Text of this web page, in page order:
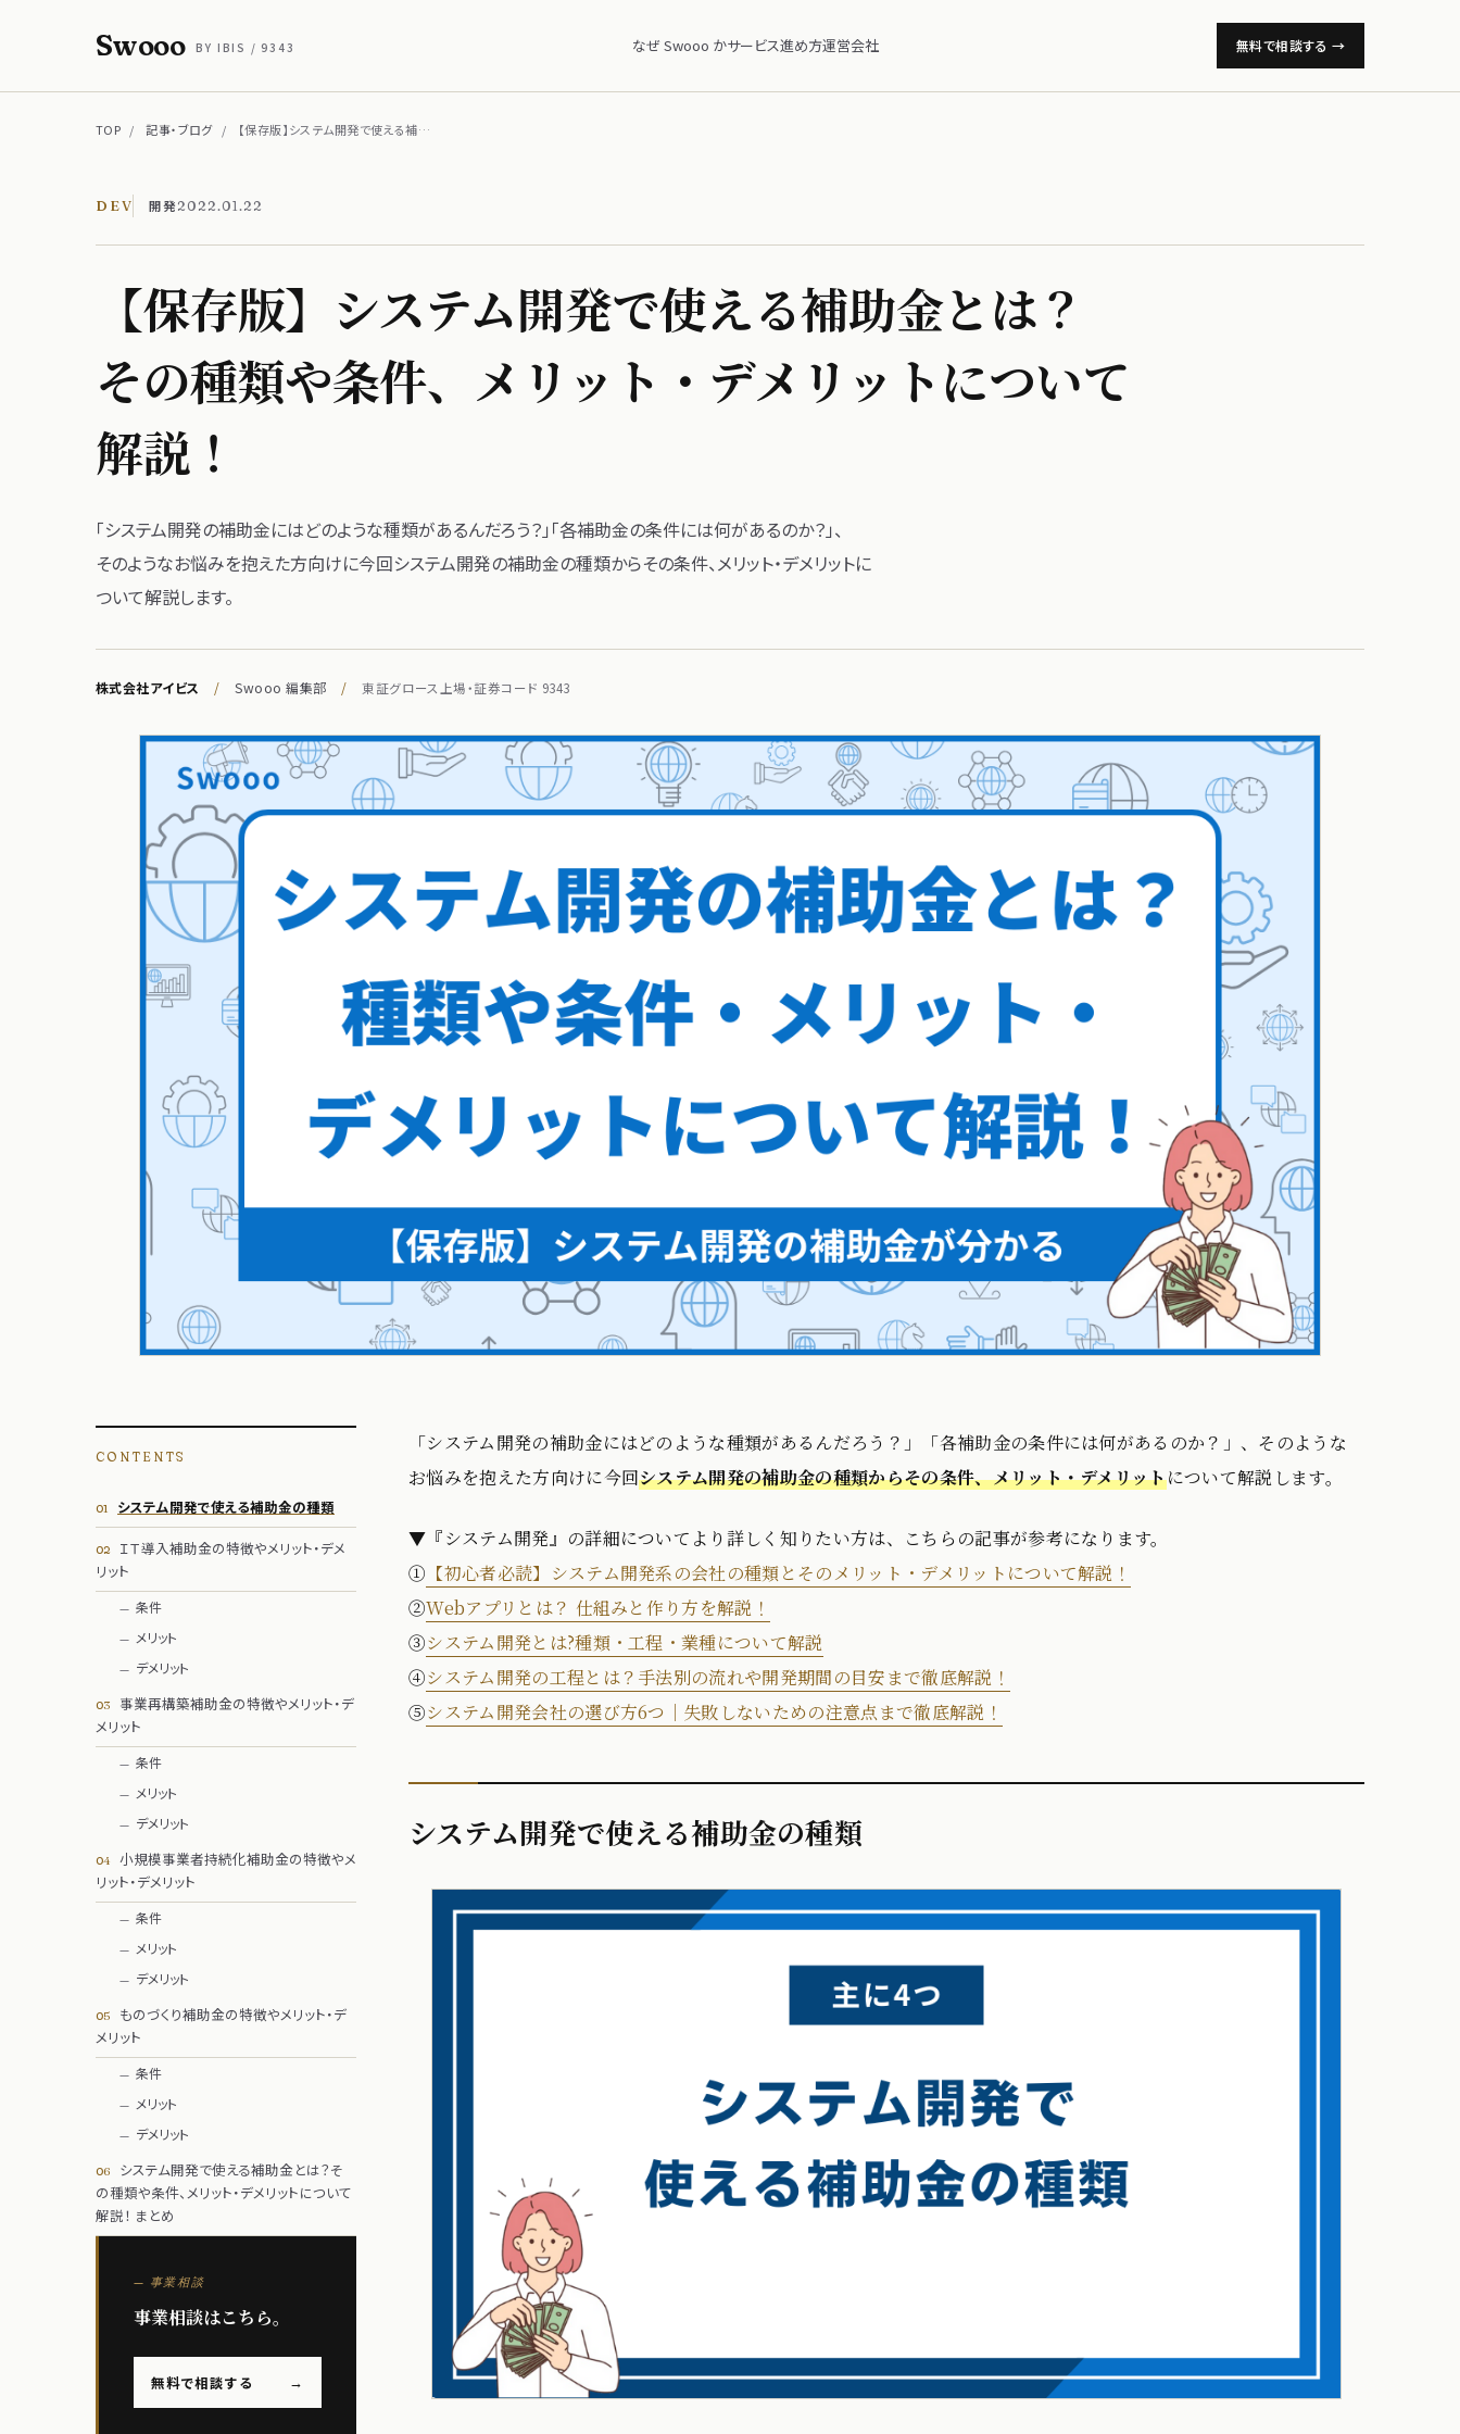
Swooo BY IBIS / 9343 なぜ Swooo かサービス進め方運営会社 無料で相談する →
TOP / 記事・ブログ / 【保存版】システム開発で使える補…
DEV 開発 2022.01.22
【保存版】システム開発で​使える​補助金とは？​
その​種類や​条件、​メリット・デメリットに​ついて​
解説！
「システム開発の​補助金には​どのような​種類が​あるんだろう？」​「各補助金の​条件には​何が​あるのか？」、​
そのような​お悩みを​抱えた方​向けに​今回システム開発の​補助金の​種類から​その​条件、​メリット・デメリットに​
ついて​解説します。
株式会社アイビス / Swooo 編集部 / 東証グロース上場・証券コード 9343
CONTENTS
システム開発で使える補助金の種類
ＩＴ導入補助金の特徴やメリット・デメ
リット
条件
メリット
デメリット
事業再構築補助金の特徴やメリット・デ
メリット
条件
メリット
デメリット
小規模事業者持続化補助金の特徴やメ
リット・デメリット
条件
メリット
デメリット
ものづくり補助金の特徴やメリット・デ
メリット
条件
メリット
デメリット
システム開発で使える補助金とは？そ
の種類や条件、メリット・デメリットについて
解説！ まとめ
— 事業相談
事業相談はこちら。
無料で相談する →
「システム開発の補助金にはどのような種類があるんだろう？」「各補助金の条件には何があるのか？」、そのような
お悩みを抱えた方向けに今回システム開発の補助金の種類からその条件、メリット・デメリットについて解説します。
▼『システム開発』の詳細についてより詳しく知りたい方は、こちらの記事が参考になります。
① 【初心者必読】システム開発系の会社の種類とそのメリット・デメリットについて解説！
②Webアプリとは？ 仕組みと作り方を解説！
③システム開発とは?種類・工程・業種について解説
④システム開発の工程とは？手法別の流れや開発期間の目安まで徹底解説！
⑤システム開発会社の選び方6つ｜失敗しないための注意点まで徹底解説！
システム開発で使える補助金の種類